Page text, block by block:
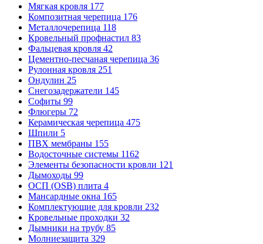
Мягкая кровля 177
Композитная черепица 176
Металлочерепица 118
Кровельный профнастил 83
Фальцевая кровля 42
Цементно-песчаная черепица 36
Рулонная кровля 251
Ондулин 25
Снегозадержатели 145
Софиты 99
Флюгеры 72
Керамическая черепица 475
Шпили 5
ПВХ мембраны 155
Водосточные системы 1162
Элементы безопасности кровли 121
Дымоходы 99
ОСП (OSB) плита 4
Мансардные окна 165
Комплектующие для кровли 232
Кровельные проходки 32
Дымники на трубу 85
Молниезащита 329